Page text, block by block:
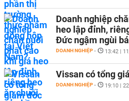
Doanh nghiệp
heo lập đỉnh,
Đức ngậm ngùi
DOANH NGHIỆP - 13:42 |
Vissan có tổng
DOANH NGHIỆP - 19:10 |